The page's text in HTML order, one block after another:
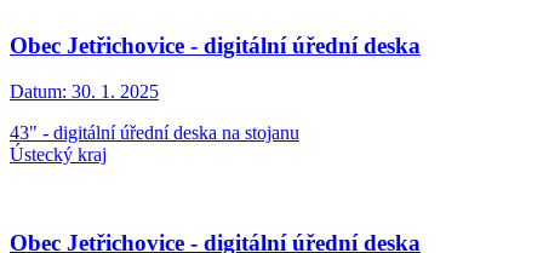
Obec Jetřichovice - digitální úřední deska
Datum: 30. 1. 2025
43" - digitální úřední deska na stojanu
Ústecký kraj
Obec Jetřichovice - digitální úřední deska